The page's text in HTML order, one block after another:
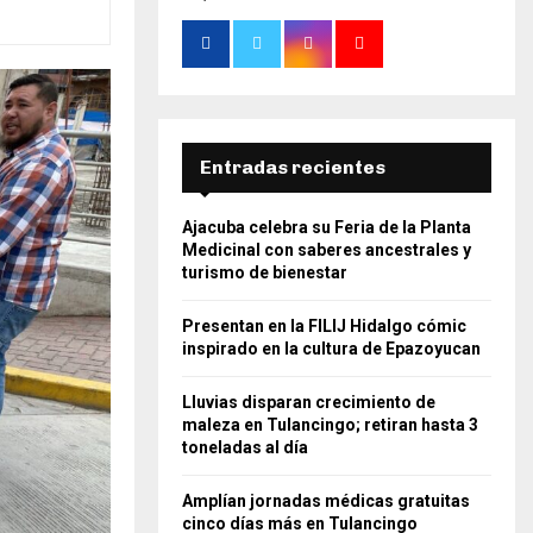
Entradas recientes
Ajacuba celebra su Feria de la Planta
Medicinal con saberes ancestrales y
turismo de bienestar
Presentan en la FILIJ Hidalgo cómic
inspirado en la cultura de Epazoyucan
Lluvias disparan crecimiento de
maleza en Tulancingo; retiran hasta 3
toneladas al día
Amplían jornadas médicas gratuitas
cinco días más en Tulancingo